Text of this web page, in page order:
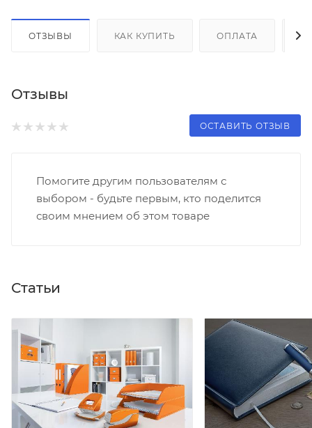
ОТЗЫВЫ КАК КУПИТЬ ОПЛАТА
Отзывы
ОСТАВИТЬ ОТЗЫВ
Помогите другим пользователям с
выбором - будьте первым, кто поделится
своим мнением об этом товаре
Статьи